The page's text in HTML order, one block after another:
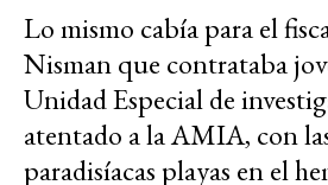
Lo mismo cabía para el
Nisman que contrataba
Unidad Especial de
atentado a la AMIA, con
paradisíacas playas en el